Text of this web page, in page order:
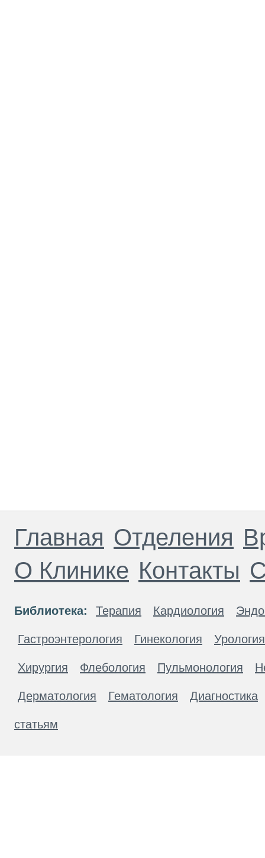
Главная Отделения
О Клинике Контакты
Библиотека: Терапия Кардиология
Гастроэнтерология Гинекология Урология
Хирургия Флебология Пульмонология
Дерматология Гематология Диагностика
статьям